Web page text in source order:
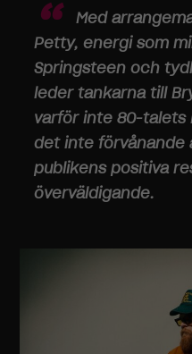
Med
Petty, energi som
Springsteen och
leder tankarna till
varför inte 80-talets
det inte förvånande
publikens positiva
överväldigande.